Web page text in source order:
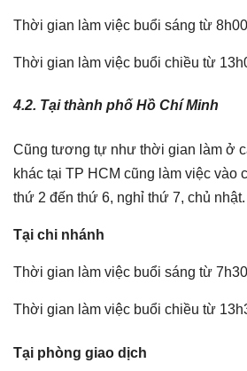
Thời gian làm việc buổi sáng từ
Thời gian làm việc buổi chiều từ
4.2. Tại thành phố Hồ Chí Minh
Cũng tương tự như thời gian làm ở
khác tại TP HCM cũng làm việc vào
thứ 2 đến thứ 6, nghỉ thứ 7, chủ nhật.
Tại chi nhánh
Thời gian làm việc buổi sáng từ
Thời gian làm việc buổi chiều từ
Tại phòng giao dịch